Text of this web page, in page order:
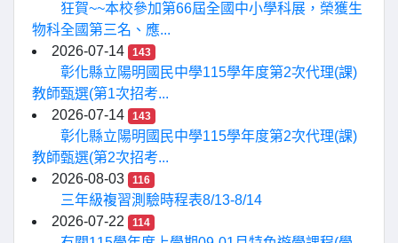
狂賀~~本校參加第66屆全國中小學科展，榮獲生
物科全國第三名、應...
2026-07-14
143
彰化縣立陽明國民中學115學年度第2次代理(課)
教師甄選(第1次招考...
2026-07-14
143
彰化縣立陽明國民中學115學年度第2次代理(課)
教師甄選(第2次招考...
2026-08-03
116
三年級複習測驗時程表8/13-8/14
2026-07-22
114